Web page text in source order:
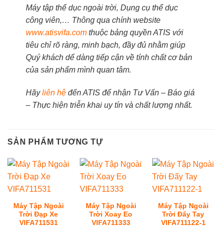
Máy tập thể dục ngoài trời, Dụng cụ thể dục
công viên,… Thông qua chính website
www.atisvifa.comthuộc bảng quyền ATIS với
tiêu chỉ rõ ràng, minh bạch, đầy đủ nhằm giúp
Quý khách dể dàng tiếp cận về tính chất cơ bản
của sản phẩm mình quan tâm.
Hãyliên hệđến ATIS để nhận Tư Vấn – Báo giá
– Thực hiện triễn khai uy tín và chất lượng nhất.
SẢN PHẨM TƯƠNG TỰ
Máy Tập Ngoài
Trời Đạp Xe
VIFA711531
Máy Tập Ngoài
Trời Xoay Eo
VIFA711333
Máy Tập Ngoài
Trời Đẩy Tay
VIFA711122-1